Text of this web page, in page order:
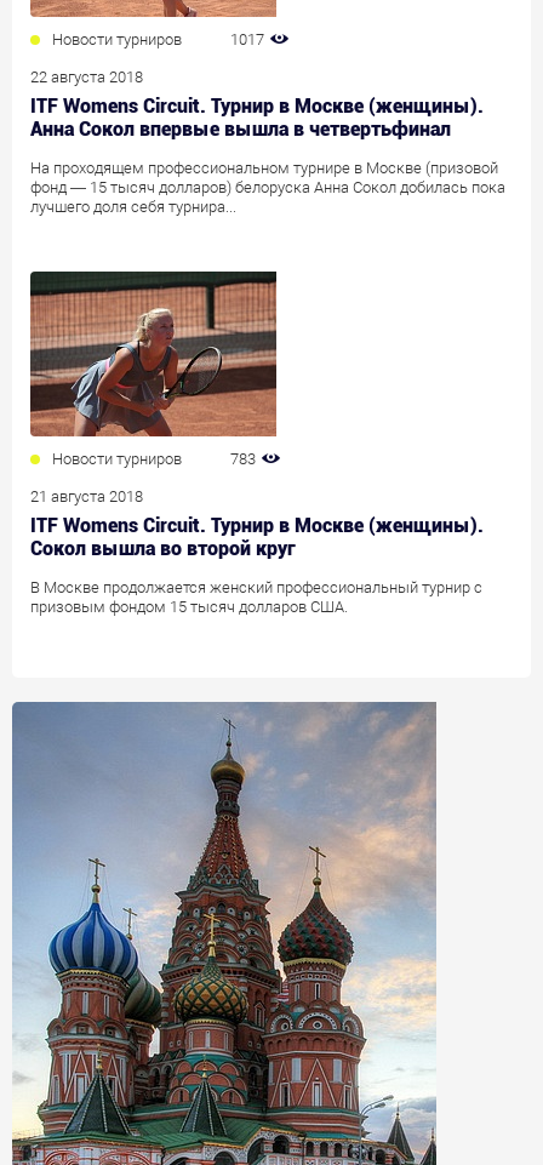
Новости турниров 1017
22 августа 2018
ITF Womens Circuit. Турнир в Москве (женщины).
Анна Сокол впервые вышла в четвертьфинал
На проходящем профессиональном турнире в Москве (призовой
фонд — 15 тысяч долларов) белоруска Анна Сокол добилась пока
лучшего доля себя турнира...
Новости турниров 783
21 августа 2018
ITF Womens Circuit. Турнир в Москве (женщины).
Сокол вышла во второй круг
В Москве продолжается женский профессиональный турнир с
призовым фондом 15 тысяч долларов США.